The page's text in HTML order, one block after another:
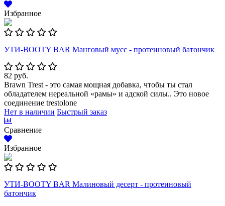
Избранное
УТИ-BOOTY BAR Манговый мусс - протеиновый батончик
82 руб.
Brawn Trest - это самая мощная добавка, чтобы ты стал
обладателем нереальной «рамы» и адской силы.. Это новое
соединение trestolone
Нет в наличии Быстрый заказ
Сравнение
Избранное
УТИ-BOOTY BAR Малиновый десерт - протеиновый
батончик